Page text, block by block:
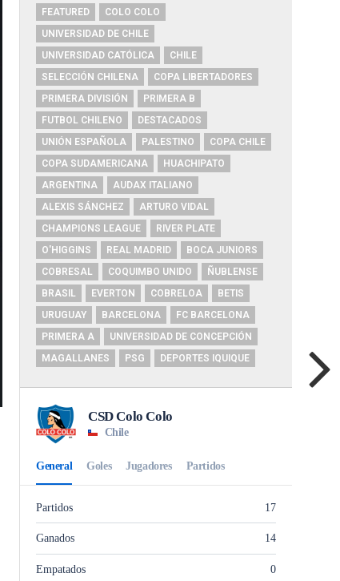
FEATURED
COLO COLO
UNIVERSIDAD DE CHILE
UNIVERSIDAD CATÓLICA
CHILE
SELECCIÓN CHILENA
COPA LIBERTADORES
PRIMERA DIVISIÓN
PRIMERA B
FUTBOL CHILENO
DESTACADOS
UNIÓN ESPAÑOLA
PALESTINO
COPA CHILE
COPA SUDAMERICANA
HUACHIPATO
ARGENTINA
AUDAX ITALIANO
ALEXIS SÁNCHEZ
ARTURO VIDAL
CHAMPIONS LEAGUE
RIVER PLATE
O'HIGGINS
REAL MADRID
BOCA JUNIORS
COBRESAL
COQUIMBO UNIDO
ÑUBLENSE
BRASIL
EVERTON COBRELOA
BETIS
URUGUAY
BARCELONA
FC BARCELONA
PRIMERA A
UNIVERSIDAD DE CONCEPCIÓN
MAGALLANES
PSG DEPORTES IQUIQUE